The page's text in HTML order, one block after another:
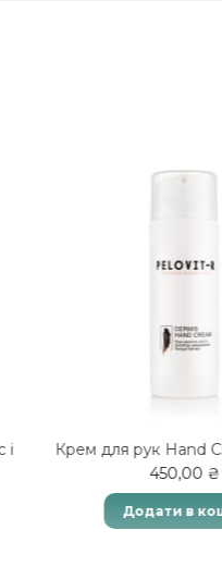
і
Крем для рук Hand
450,00 ₴
Додати в